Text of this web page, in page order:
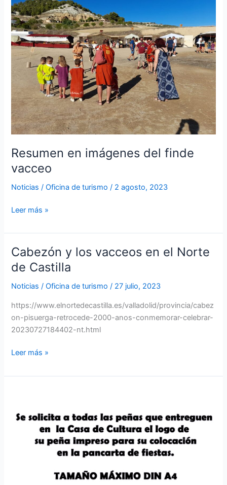
Resumen en imágenes del finde
vacceo
Noticias /Oficina de turismo/ 2 agosto, 2023
imágenes
del
finde
vacceo
Leer más »
Cabezón y los vacceos en el Norte
de Castilla
Noticias /Oficina de turismo/ 27 julio, 2023
https://www.elnortedecastilla.es/valladolid/provincia/cabez
on-pisuerga-retrocede-2000-anos-conmemorar-celebrar-
20230727184402-nt.html
Cabezón
los
vacceos
el
Norte
de
Castilla
Leer más »
las